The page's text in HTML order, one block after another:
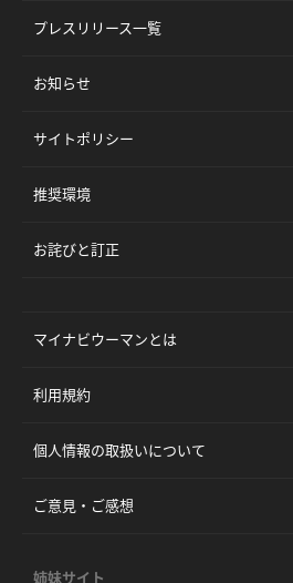
プレスリリース一覧
お知らせ
サイトポリシー
推奨環境
お詫びと訂正
マイナビウーマンとは
利用規約
個人情報の取扱いについて
ご意見・ご感想
姉妹サイト